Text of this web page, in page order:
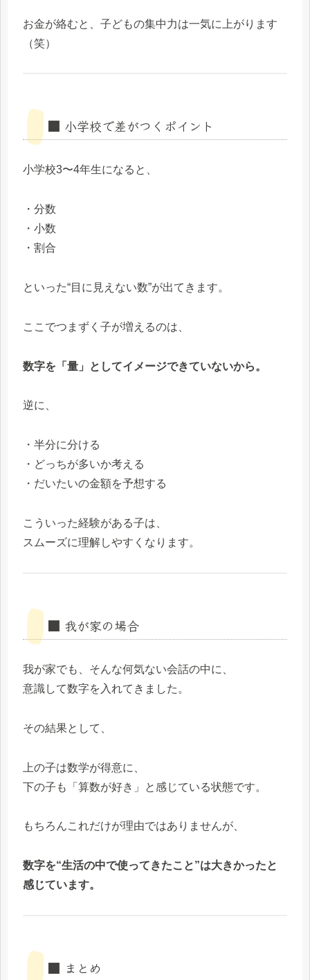
お金が絡むと、子どもの集中力は一気に上がります
（笑）
■ 小学校で差がつくポイント
小学校3〜4年生になると、
・分数
・小数
・割合
といった“目に見えない数”が出てきます。
ここでつまずく子が増えるのは、
数字を「量」としてイメージできていないから。
逆に、
・半分に分ける
・どっちが多いか考える
・だいたいの金額を予想する
こういった経験がある子は、
スムーズに理解しやすくなります。
■ 我が家の場合
我が家でも、そんな何気ない会話の中に、
意識して数字を入れてきました。
その結果として、
上の子は数学が得意に、
下の子も「算数が好き」と感じている状態です。
もちろんこれだけが理由ではありませんが、
数字を“生活の中で使ってきたこと”は大きかったと
感じています。
■ まとめ